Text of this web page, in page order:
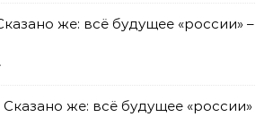
же: всё будущее «россии» –
Сказано же: всё будущее «россии»